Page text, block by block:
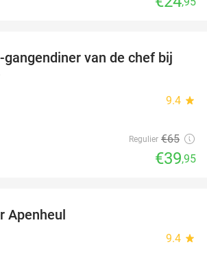
39%
van de chef bij
9.4 star
Regulier €65
€39,95
Apenheul
9.4 star